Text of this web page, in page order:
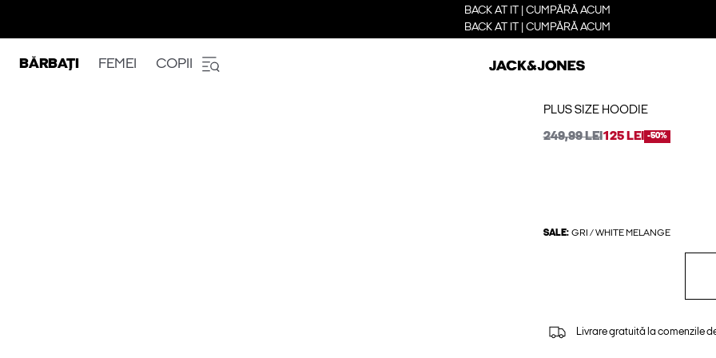
BACK AT IT | CUMPĂRĂ ACUM
BACK AT IT | CUMPĂRĂ ACUM
BĂRBAȚI FEMEI COPII
PLUS SIZE HOODIE
249,99 LEI125 LEI -50%
SALE: GRI / WHITE MELANGE
Livrare gratuită la comenzile